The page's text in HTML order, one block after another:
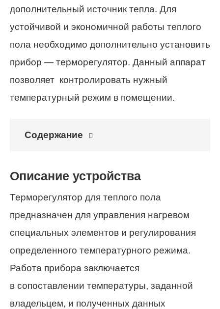
дополнительный источник тепла. Для
устойчивой и экономичной работы теплого
пола необходимо дополнительно установить
прибор — терморегулятор. Данный аппарат
позволяет контролировать нужный
температурный режим в помещении.
Содержание
Описание устройства
Терморегулятор для теплого пола
предназначен для управления нагревом
специальных элементов и регулирования
определенного температурного режима.
Работа прибора заключается
в сопоставлении температуры, заданной
владельцем, и полученных данных